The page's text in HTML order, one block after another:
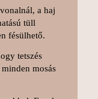
a haj
tüll
fésülhető.
tetszés
mosás